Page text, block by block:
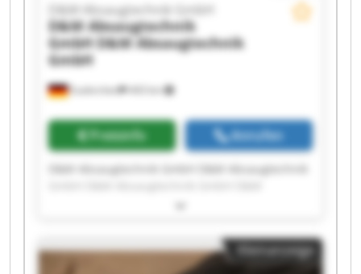
Euskirchen 443 km
D&M Absaugtechnik GmbH
D&M Absaugtechnik
GmbH D&M Absaugtechnik
GmbH
Preisinfo Anrufen
D&M Absaugtechnik GmbH D&M Absaugtechnik
Absaugtechnik GmbH D&M Absaugtechnik
Absaugtechnik GmbH D&M Absaugtechnik
GmbH D&M Absaugtechnik GmbH D&M
Absaugtechnik GmbH D&M Absaugtechnik
Kleinanzeige